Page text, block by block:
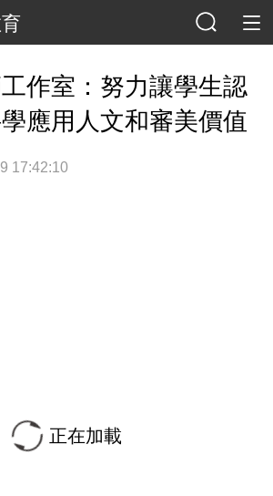
作室：努力讓學生認
應用人文和審美價值
17:42:10
正在加載